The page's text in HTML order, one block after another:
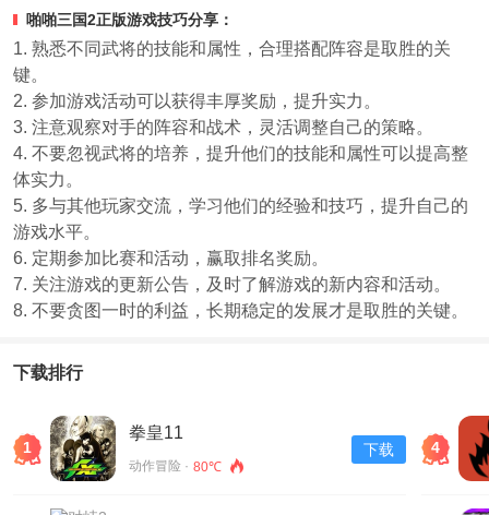
啪啪三国2正版游戏技巧分享：
1. 熟悉不同武将的技能和属性，合理搭配阵容是取胜的关
键。
2. 参加游戏活动可以获得丰厚奖励，提升实力。
3. 注意观察对手的阵容和战术，灵活调整自己的策略。
4. 不要忽视武将的培养，提升他们的技能和属性可以提高整
体实力。
5. 多与其他玩家交流，学习他们的经验和技巧，提升自己的
游戏水平。
6. 定期参加比赛和活动，赢取排名奖励。
7. 关注游戏的更新公告，及时了解游戏的新内容和活动。
8. 不要贪图一时的利益，长期稳定的发展才是取胜的关键。
下载排行
1
拳皇11
动作冒险 · 80℃
下载 4